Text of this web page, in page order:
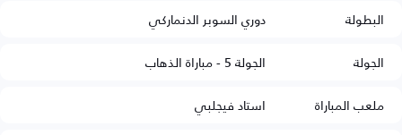
البطولة
دوري السوبر الدنماركي
الجولة
الجولة 5 - مباراة الذهاب
ملعب المباراة
استاد فيجلبي